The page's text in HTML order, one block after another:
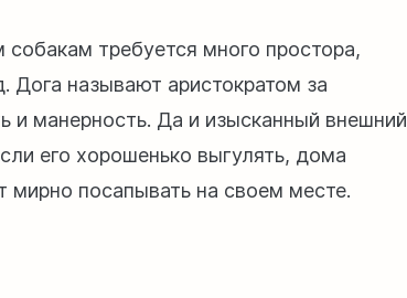
требуется много простора,
Дога называют аристократом за
и манерность. Да и изысканный внешний
его хорошенько выгулять, дома
посапывать на своем месте.